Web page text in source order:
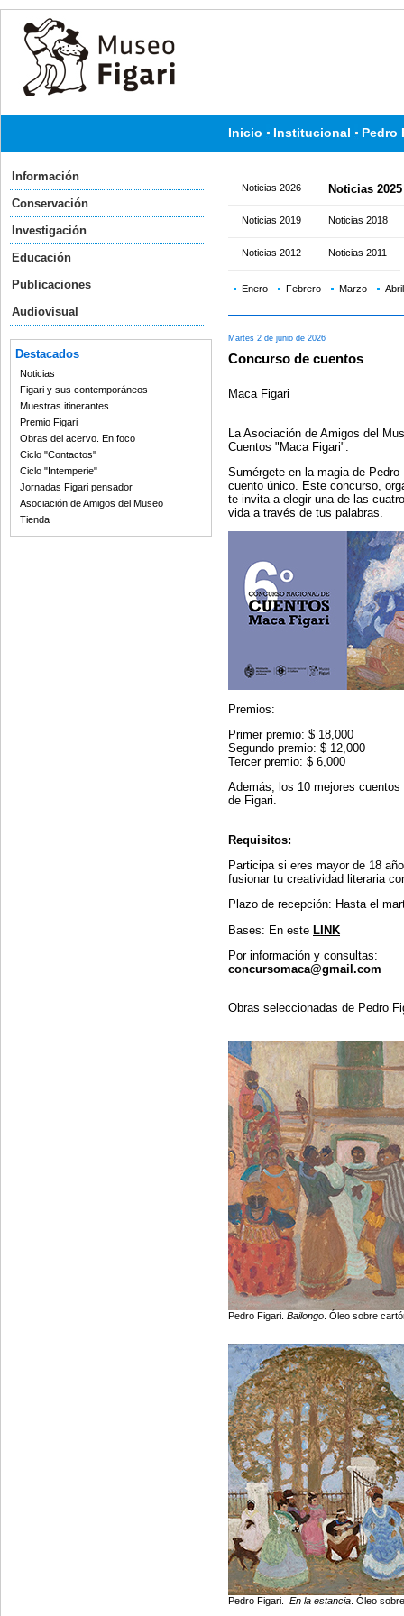
Inicio Institucional Pedro
Información
Conservación
Investigación
Educación
Publicaciones
Audiovisual
Destacados
Noticias
Figari y sus contemporáneos
Muestras itinerantes
Premio Figari
Obras del acervo. En foco
Ciclo "Contactos"
Ciclo "Intemperie"
Jornadas Figari pensador
Asociación de Amigos del Museo
Tienda
Noticias 2026 Noticias 2025
Noticias 2019 Noticias 2018
Noticias 2012 Noticias 2011
Enero Febrero Marzo Abril
Martes 2 de junio de 2026
Concurso de cuentos
Maca Figari
La Asociación de Amigos del
Cuentos "Maca Figari".
Sumérgete en la magia de
cuento único. Este concurso,
te invita a elegir una de las
vida a través de tus palabras.
Premios:
Primer premio: $ 18,000
Segundo premio: $ 12,000
Tercer premio: $ 6,000
Además, los 10 mejores
de Figari.
Requisitos:
Participa si eres mayor de 18
fusionar tu creatividad literaria
Plazo de recepción: Hasta el
Bases: En este LINK
Por información y consultas:
concursomaca@gmail.com
Obras seleccionadas de Pedro
Pedro Figari. Bailongo . Óleo sobre
Pedro Figari. En la estancia . Óleo